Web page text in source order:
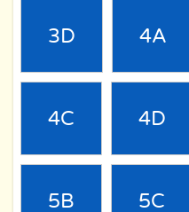
3D 4A
4C 4D
5B 5C